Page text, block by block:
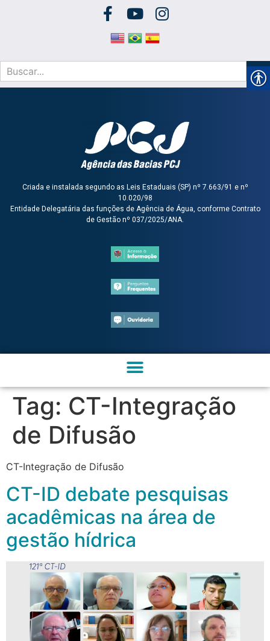
Criada e instalada segundo as Leis Estaduais (SP) nº 7.663/91 e nº
10.020/98
Entidade Delegatária das funções de Agência de Água, conforme Contrato
de Gestão nº 037/2025/ANA.
Tag: CT-Integração
de Difusão
CT-Integração de Difusão
CT-ID debate pesquisas
acadêmicas na área de
gestão hídrica